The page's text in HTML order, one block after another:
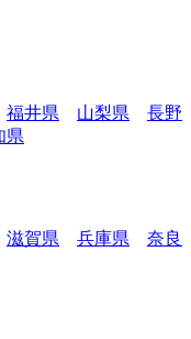
福井県 山梨県
長野
県
滋賀県 兵庫県
奈良